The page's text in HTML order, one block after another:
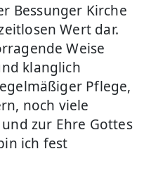
Bessunger Kirche
Wert dar.
Weise
klanglich
Pflege,
noch viele
zur Ehre Gottes
ich fest